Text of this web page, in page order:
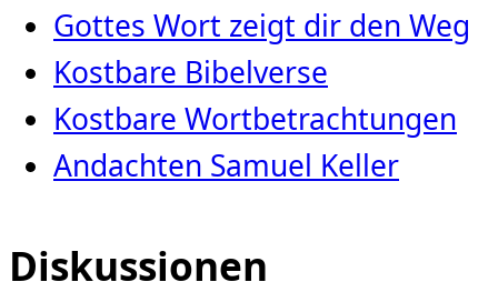
Gottes Wort zeigt dir den Weg
Kostbare Bibelverse
Kostbare Wortbetrachtungen
Andachten Samuel Keller
Diskussionen